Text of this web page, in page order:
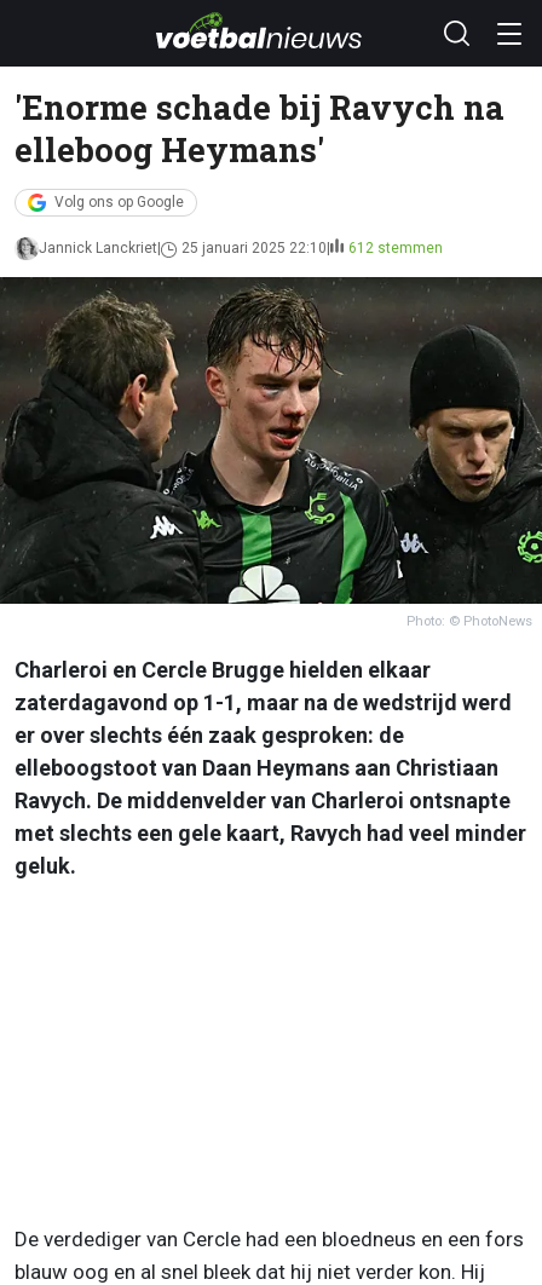
'Enorme schade bij Ravych na
elleboog Heymans'
Volg ons op Google
Jannick Lanckriet 25 januari 2025 22:10 612 stemmen
Photo: © PhotoNews
Charleroi en Cercle Brugge hielden elkaar
zaterdagavond op 1-1, maar na de wedstrijd werd
er over slechts één zaak gesproken: de
elleboogstoot van Daan Heymans aan Christiaan
Ravych. De middenvelder van Charleroi ontsnapte
met slechts een gele kaart, Ravych had veel minder
geluk.
De verdediger van Cercle had een bloedneus en een fors
blauw oog en al snel bleek dat hij niet verder kon. Hij